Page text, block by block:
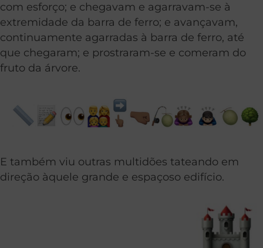
com esforço; e chegavam e agarravam-se à
extremidade da barra de ferro; e avançavam,
continuamente agarradas à barra de ferro, até
que chegaram; e prostraram-se e comeram do
fruto da árvore.
E também viu outras multidões tateando em
direção àquele grande e espaçoso edifício.